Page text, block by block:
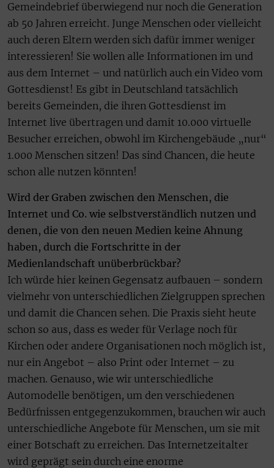
Gemeindebrief überwiegend nur noch die Generation
ab 50 Jahren erreicht. Junge Menschen oder vielleicht
auch deren Eltern werden sich dafür immer weniger
interessieren! Sie wollen alle Informationen im und
aus dem Internet – und natürlich auch ein Video vom
Gottesdienst! Es gibt in Deutschland tatsächlich
bereits Gemeinden, die ihren Gottesdienst im
Internet live übertragen und damit 10.000 virtuelle
Besucher erreichen, obwohl im Kirchengebäude „nur“
1.000 Menschen sitzen! Das sind Chancen, die heute
schon alle nutzen könnten!
Wird der Graben zwischen den Menschen, die
Internet und Co. wie selbstverständlich nutzen und
denen, die von den neuen Medien keine Ahnung
haben, durch die Fortschritte in der
Medienlandschaft unüberbrückbar?
Ich würde hier keinen Gegensatz aufbauen – sondern
vielmehr von unterschiedlichen Zielgruppen sprechen
und damit die Chancen sehen. Die Praxis sieht heute
schon so aus, dass es weder für Verlage noch für
Kirchen oder andere Organisationen noch möglich ist,
nur ein Angebot – also Print oder Internet – zu
machen. Genauso, wie wir unterschiedliche
Automodelle benötigen, um den verschiedenen
Bedürfnissen entgegenzukommen, brauchen wir auch
unterschiedliche Angebote für Menschen, um sie mit
einer Botschaft zu erreichen. Das Internetzeitalter
wird geprägt sein durch eine enorme